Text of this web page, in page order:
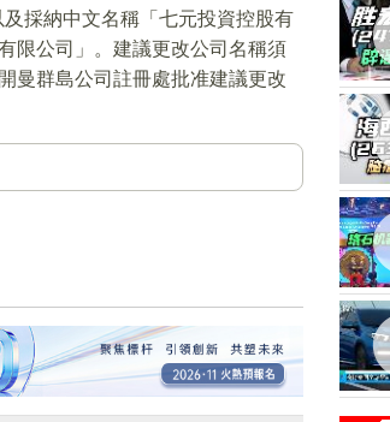
採納中文名稱「七元投資控股有
限公司」。建議更改公司名稱須
曼群島公司註冊處批准建議更改